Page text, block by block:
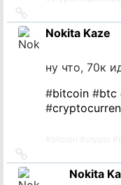
на
источник
Nokita Kaze
ну что, 70к
#bitcoin #btc
#
на
источникNokita